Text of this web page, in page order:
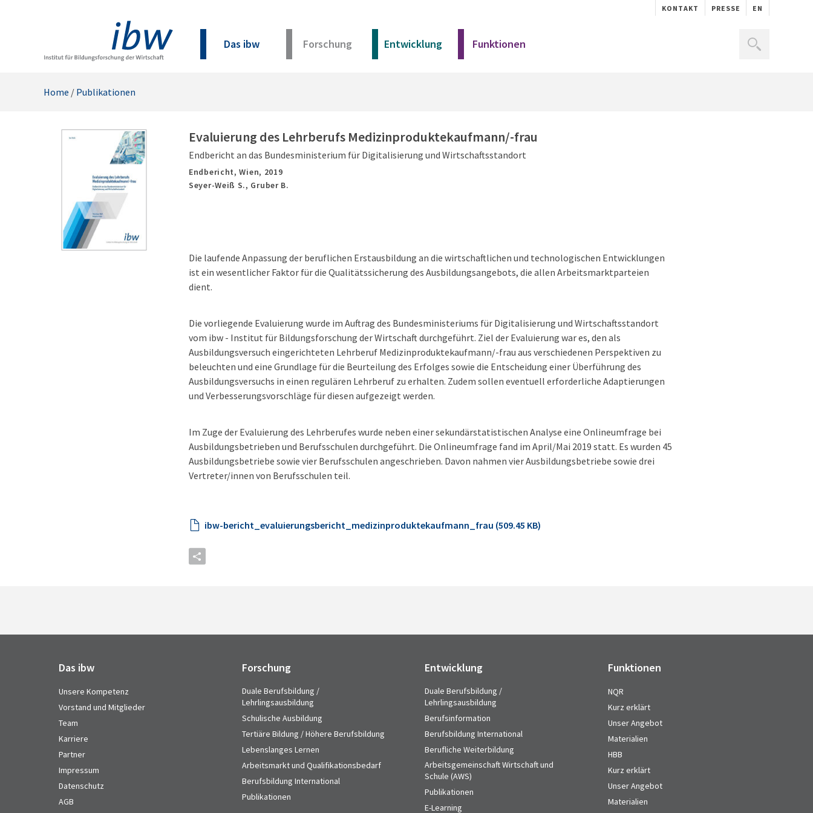
KONTAKT PRESSE EN
Das ibw Forschung Entwicklung Funktionen
Unser Angebot
Materialien
Materialien
Home / Publikationen
Evaluierung des Lehrberufs Medizinproduktekaufmann/-frau
Endbericht an das Bundesministerium für Digitalisierung und Wirtschaftsstandort
Endbericht,Wien, 2019
Seyer-Weiß S., Gruber B.
Die laufende Anpassung der beruflichen Erstausbildung an die wirtschaftlichen und technologischen Entwicklungen
ist ein wesentlicher Faktor für die Qualitätssicherung des Ausbildungsangebots, die allen Arbeitsmarktparteien
dient.
Die vorliegende Evaluierung wurde im Auftrag des Bundesministeriums für Digitalisierung und Wirtschaftsstandort
vom ibw - Institut für Bildungsforschung der Wirtschaft durchgeführt. Ziel der Evaluierung war es, den als
Ausbildungsversuch eingerichteten Lehrberuf Medizinproduktekaufmann/-frau aus verschiedenen Perspektiven zu
beleuchten und eine Grundlage für die Beurteilung des Erfolges sowie die Entscheidung einer Überführung des
Ausbildungsversuchs in einen regulären Lehrberuf zu erhalten. Zudem sollen eventuell erforderliche Adaptierungen
und Verbesserungsvorschläge für diesen aufgezeigt werden.
Im Zuge der Evaluierung des Lehrberufes wurde neben einer sekundärstatistischen Analyse eine Onlineumfrage bei
Ausbildungsbetrieben und Berufsschulen durchgeführt. Die Onlineumfrage fand im April/Mai 2019 statt. Es wurden 45
Ausbildungsbetriebe sowie vier Berufsschulen angeschrieben. Davon nahmen vier Ausbildungsbetriebe sowie drei
Vertreter/innen von Berufsschulen teil.
ibw-bericht_evaluierungsbericht_medizinproduktekaufmann_frau (509.45 KB)
Das ibw
Unsere Kompetenz
Vorstand und Mitglieder
Team
Karriere
Partner
Impressum
Datenschutz
AGB
Forschung
Duale Berufsbildung /
Lehrlingsausbildung
Schulische Ausbildung
Tertiäre Bildung / Höhere Berufsbildung
Lebenslanges Lernen
Arbeitsmarkt und Qualifikationsbedarf
Berufsbildung International
Publikationen
Entwicklung
Duale Berufsbildung /
Lehrlingsausbildung
Berufsinformation
Berufsbildung International
Berufliche Weiterbildung
Arbeitsgemeinschaft Wirtschaft und
Schule (AWS)
Publikationen
E-Learning
Funktionen
NQR
Kurz erklärt
Unser Angebot
Materialien
HBB
Kurz erklärt
Unser Angebot
Materialien